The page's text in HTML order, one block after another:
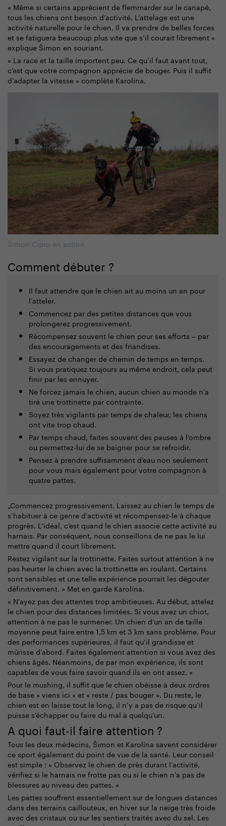
« Même si certains apprécient de flemmarder sur le canapé,
tous les chiens ont besoin d’activité. L’attelage est une
activité naturelle pour le chien. Il va prendre de belles forces
et se fatiguera beaucoup plus vite que s’il courait librement »
explique Šimon en souriant.
« La race et la taille importent peu. Ce qu’il faut avant tout,
c’est que votre compagnon apprécie de bouger. Puis il suffit
d’adapter la vitesse » complète Karolína.
Šimon Cipro en action
Comment débuter ?
Il faut attendre que le chien ait au moins un an pour
l’atteler.
Commencez par des petites distances que vous
prolongerez progressivement.
Récompensez souvent le chien pour ses efforts – par
des encouragements et des friandises.
Essayez de changer de chemin de temps en temps.
Si vous pratiquez toujours au même endroit, cela peut
finir par les ennuyer.
Ne forcez jamais le chien, aucun chien au monde n’a
tiré une trottinette par contrainte.
Soyez très vigilants par temps de chaleur, les chiens
ont vite trop chaud.
Par temps chaud, faites souvent des pauses à l’ombre
ou permettez-lui de se baigner pour se refroidir.
Pensez à prendre suffisamment d’eau non seulement
pour vous mais également pour votre compagnon à
quatre pattes.
„Commencez progressivement. Laissez au chien le temps de
s’habituer à ce genre d’activité et récompensez-le à chaque
progrès. L’idéal, c’est quand le chien associe cette activité au
harnais. Par conséquent, nous conseillons de ne pas le lui
mettre quand il court librement.
Restez vigilant sur la trottinette. Faites surtout attention à ne
pas heurter le chien avec la trottinette en roulant. Certains
sont sensibles et une telle expérience pourrait les dégouter
définitivement. » Met en garde Karolína.
« N’ayez pas des attentes trop ambitieuses. Au début, attelez
le chien pour des distances limitées. Si vous avez un chiot,
attention à ne pas le surmener. Un chien d’un an de taille
moyenne peut faire entre 1,5 km et 3 km sans problème. Pour
des performances supérieures, il faut qu’il grandisse et
mûrisse d’abord. Faites également attention si vous avez des
chiens âgés. Néanmoins, de par mon expérience, ils sont
capables de vous faire savoir quand ils en ont assez. »
Pour le mushing, il suffit que le chien obéisse à deux ordres
de base « viens ici » et « reste / pas bouger ». Du reste, le
chien est en laisse tout le long, il n’y a pas de risque qu’il
puisse s’échapper ou faire du mal à quelqu’un.
A quoi faut-il faire attention ?
Tous les deux médecins, Šimon et Karolína savent considérer
ce sport également du point de vue de la santé. Leur conseil
est simple : « Observez le chien de près durant l’activité,
vérifiez si le harnais ne frotte pas ou si le chien n’a pas de
blessures au niveau des pattes. »
Les pattes souffrent essentiellement sur de longues distances
dans des terrains caillouteux, en hiver sur la neige très froide
avec des cristaux ou sur les sentiers traités avec du sel. Les